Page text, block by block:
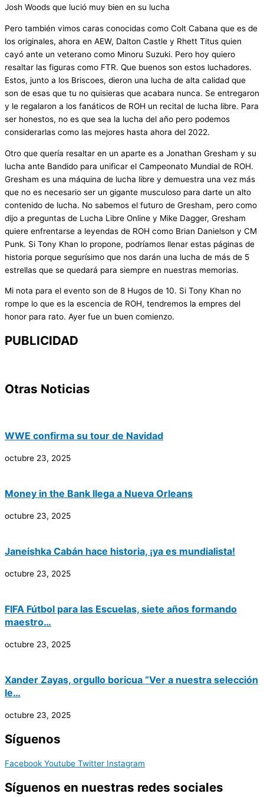
Josh Woods que lució muy bien en su lucha
Pero también vimos caras conocidas como Colt Cabana que es de
los originales, ahora en AEW, Dalton Castle y Rhett Titus quien
cayó ante un veterano como Minoru Suzuki. Pero hoy quiero
resaltar las figuras como FTR. Que buenos son estos luchadores.
Estos, junto a los Briscoes, dieron una lucha de alta calidad que
son de esas que tu no quisieras que acabara nunca. Se entregaron
y le regalaron a los fanáticos de ROH un recital de lucha libre. Para
ser honestos, no es que sea la lucha del año pero podemos
considerarlas como las mejores hasta ahora del 2022.
Otro que quería resaltar en un aparte es a Jonathan Gresham y su
lucha ante Bandido para unificar el Campeonato Mundial de ROH.
Gresham es una máquina de lucha libre y demuestra una vez más
que no es necesario ser un gigante musculoso para darte un alto
contenido de lucha. No sabemos el futuro de Gresham, pero como
dijo a preguntas de Lucha Libre Online y Mike Dagger, Gresham
quiere enfrentarse a leyendas de ROH como Brian Danielson y CM
Punk. Si Tony Khan lo propone, podríamos llenar estas páginas de
historia porque segurísimo que nos darán una lucha de más de 5
estrellas que se quedará para siempre en nuestras memorias.
Mi nota para el evento son de 8 Hugos de 10. Si Tony Khan no
rompe lo que es la escencia de ROH, tendremos la empres del
honor para rato. Ayer fue un buen comienzo.
PUBLICIDAD
Otras Noticias
WWE confirma su tour de Navidad
octubre 23, 2025
Money in the Bank llega a Nueva Orleans
octubre 23, 2025
Janeishka Cabán hace historia, ¡ya es mundialista!
octubre 23, 2025
FIFA Fútbol para las Escuelas, siete años formando
maestro…
octubre 23, 2025
Xander Zayas, orgullo boricua “Ver a nuestra selección
le…
octubre 23, 2025
Síguenos
Facebook Youtube Twitter Instagram
Síguenos en nuestras redes sociales